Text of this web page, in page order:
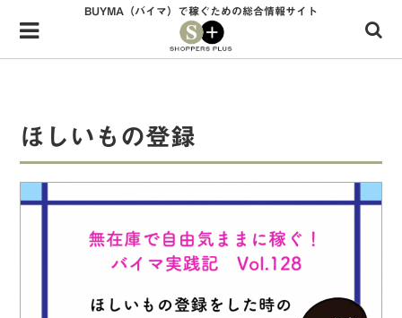
Menu
HOME
34歳独身OLバイマ実践記
BUYMAで人気のブランド
BUYMAの売れ筋商品
BUYMA（バイマ）で稼ぐための総合情報サイト
ほしいもの登録